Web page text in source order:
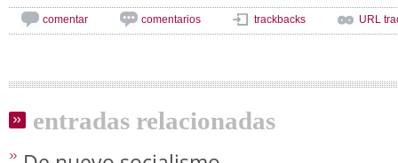
comentar comentarios trackbacks URL
entradas relacionadas